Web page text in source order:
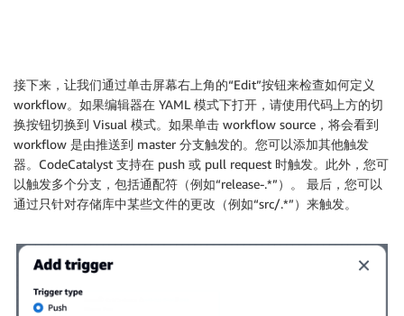
接下来，让我们通过单击屏幕右上角的“Edit”按钮来检查如何定义
workflow。如果编辑器在 YAML 模式下打开，请使用代码上方的切
换按钮切换到 Visual 模式。如果单击 workflow source，将会看到
workflow 是由推送到 master 分支触发的。您可以添加其他触发
器。CodeCatalyst 支持在 push 或 pull request 时触发。此外，您可
以触发多个分支，包括通配符（例如“release-.*”）。 最后，您可以
通过只针对存储库中某些文件的更改（例如“src/.*”）来触发。